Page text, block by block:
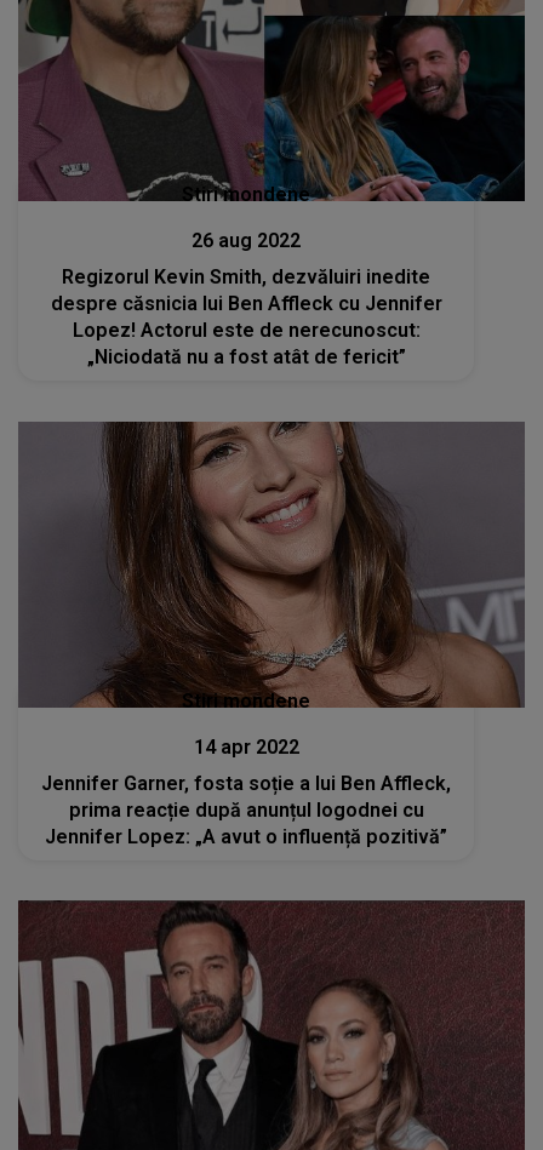
Stiri mondene
26 aug 2022
Regizorul Kevin Smith, dezvăluiri inedite
despre căsnicia lui Ben Affleck cu Jennifer
Lopez! Actorul este de nerecunoscut:
„Niciodată nu a fost atât de fericit”
Stiri mondene
14 apr 2022
Jennifer Garner, fosta soție a lui Ben Affleck,
prima reacție după anunțul logodnei cu
Jennifer Lopez: „A avut o influență pozitivă”